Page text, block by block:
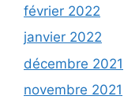
février 2022
janvier 2022
décembre 2021
novembre 2021